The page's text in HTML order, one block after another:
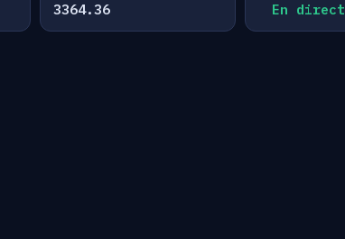
3364.36 En direct